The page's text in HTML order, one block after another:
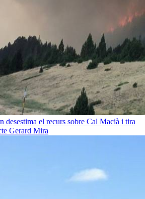
desestima el recurs sobre Cal Macià i tira
Gerard Mira